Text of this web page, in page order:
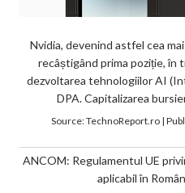
Nvidia, devenind astfel cea
recâștigând prima poziție, în
dezvoltarea tehnologiilor AI
DPA. Capitalizarea
Source:TechnoReport.ro|
ANCOM: Regulamentul UE
aplicabil în